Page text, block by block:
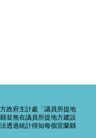
方政府主計處「議員所提地
並無在議員所提地方建設
透過統計得知每個宜蘭縣